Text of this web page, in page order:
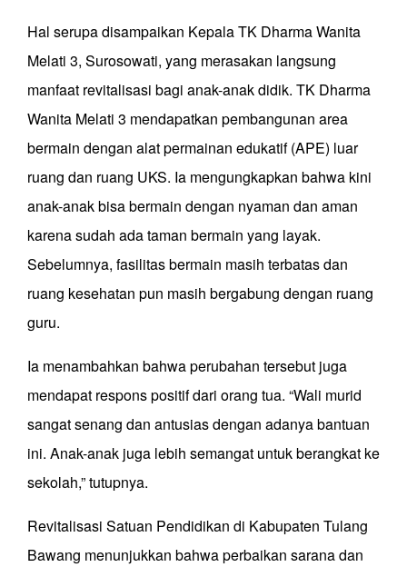
Hal serupa disampaikan Kepala TK Dharma Wanita
Melati 3, Surosowati, yang merasakan langsung
manfaat revitalisasi bagi anak-anak didik. TK Dharma
Wanita Melati 3 mendapatkan pembangunan area
bermain dengan alat permainan edukatif (APE) luar
ruang dan ruang UKS. Ia mengungkapkan bahwa kini
anak-anak bisa bermain dengan nyaman dan aman
karena sudah ada taman bermain yang layak.
Sebelumnya, fasilitas bermain masih terbatas dan
ruang kesehatan pun masih bergabung dengan ruang
guru.
Ia menambahkan bahwa perubahan tersebut juga
mendapat respons positif dari orang tua. “Wali murid
sangat senang dan antusias dengan adanya bantuan
ini. Anak-anak juga lebih semangat untuk berangkat ke
sekolah,” tutupnya.
Revitalisasi Satuan Pendidikan di Kabupaten Tulang
Bawang menunjukkan bahwa perbaikan sarana dan